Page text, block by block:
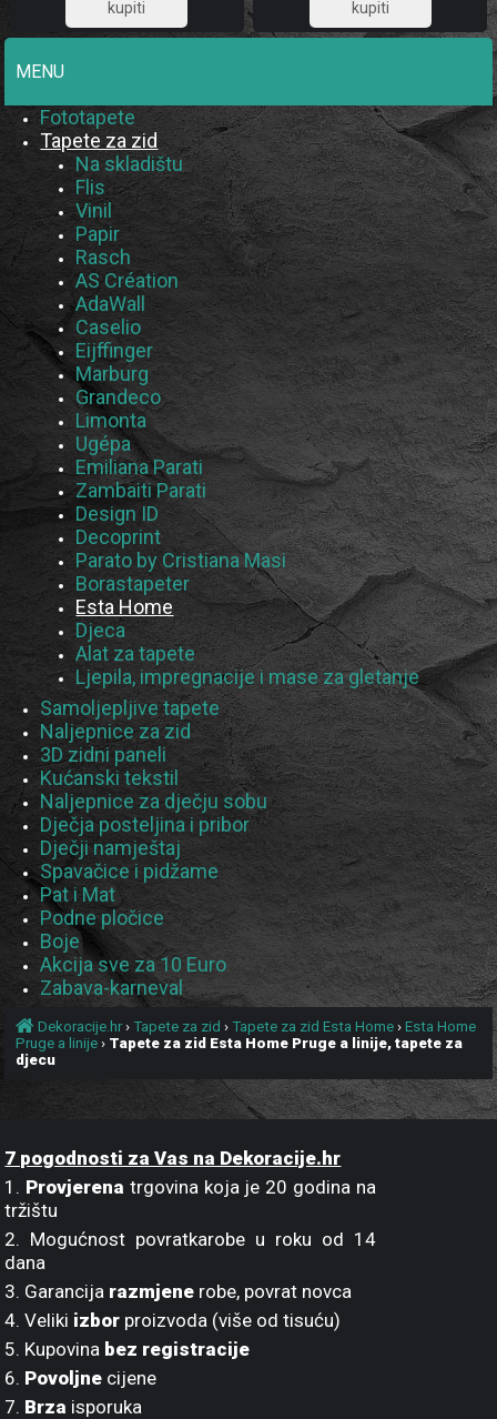
57,44 66,08
MENU
Fototapete
Tapete za zid
Na skladištu
Flis
Vinil
Papir
Rasch
AS Création
AdaWall
Caselio
Eijffinger
Marburg
Grandeco
Limonta
Ugépa
Emiliana Parati
Zambaiti Parati
Design ID
Decoprint
Parato by Cristiana Masi
Borastapeter
Esta Home
Djeca
Alat za tapete
Ljepila, impregnacije i mase za gletanje
Samoljepljive tapete
Naljepnice za zid
3D zidni paneli
Kućanski tekstil
Naljepnice za dječju sobu
Dječja posteljina i pribor
Dječji namještaj
Spavačice i pidžame
Pat i Mat
Podne pločice
Boje
Akcija sve za 10 Euro
Zabava-karneval
Dekoracije.hr›Tapete za zid ›Tapete za zid Esta Home ›Esta Home
Pruge a linije › Tapete za zid Esta Home Pruge a linije, tapete za
djecu
7 pogodnosti za Vas na Dekoracije.hr
1. Provjerena trgovina koja je 20 godina na
tržištu
2. Mogućnost povratkarobe u roku od 14
dana
3. Garancija razmjene robe, povrat novca
4. Veliki izbor proizvoda (više od tisuću)
5. Kupovina bez registracije
6. Povoljne cijene
7. Brza isporuka